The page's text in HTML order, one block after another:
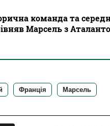
команда та
Марсель з
Франція Марсель